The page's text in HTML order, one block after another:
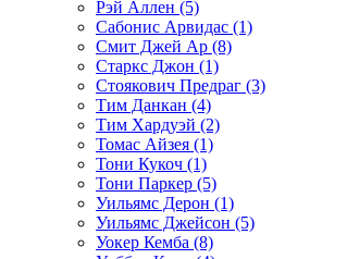
Рэй Аллен (5)
Сабонис Арвидас (1)
Смит Джей Ар (8)
Старкс Джон (1)
Стоякович Предраг (3)
Тим Данкан (4)
Тим Хардуэй (2)
Томас Айзея (1)
Тони Кукоч (1)
Тони Паркер (5)
Уильямс Дерон (1)
Уильямс Джейсон (5)
Уокер Кемба (8)